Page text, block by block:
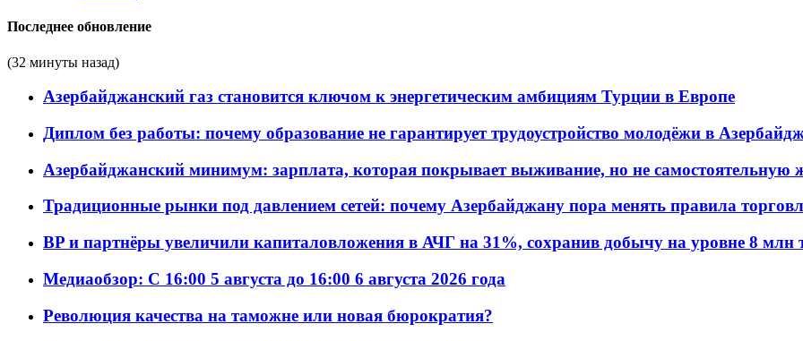
Последнее обновление
(32 минуты назад)
Азербайджанский газ становится ключом к энергетическим амбициям Турции в Европе
Диплом без работы: почему образование не гарантирует трудоустройство молодёжи в
Азербайджанский минимум: зарплата, которая покрывает выживание, но не самостоятельную
Традиционные рынки под давлением сетей: почему Азербайджану пора менять правила
BP и партнёры увеличили капиталовложения в АЧГ на 31%, сохранив добычу на уровне 8 млн
Медиаобзор: С 16:00 5 августа до 16:00 6 августа 2026 года
Революция качества на таможне или новая бюрократия?